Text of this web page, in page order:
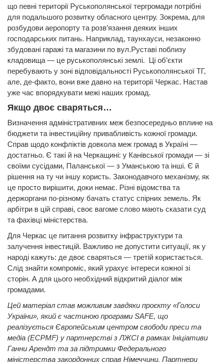
що певні території Руськополянської тергромади потрібні
для подальшого розвитку обласного центру. Зокрема, для
розбудови аеропорту та розв’язання деяких інших
господарських питань. Наприклад, таунхауси, незаконно
збудовані гаражі та магазини по вул.Руставі поблизу
кладовища — це руськополянські землі. Ці об’єкти
перебувають у зоні відповідальності Руськополянської ТГ,
але, де-факто, вони вже давно на території Черкас. Настав
уже час впорядкувати межі наших громад.
Якщо двоє сваряться…
Визначення адміністративних меж безпосередньо вплине на
бюджети та інвестиційну привабливість кожної громади.
Справ щодо конфліктів довкола меж громад в Україні —
достатньо. Є такі й на Черкащині: у Канівської громади — зі
своїми сусідами, Паланської — з Уманською та інші. Є й
рішення на ту чи іншу користь. Законодавчого механізму, як
це просто вирішити, доки немає. Різні відомства та
держоргани по-різному бачать статус спірних земель. Як
арбітри в цій справі, своє вагоме слово мають сказати суд
та фахівці міністерства.
Для Черкас це питання розвитку інфраструктури та
залучення інвестицій. Важливо не допустити ситуації, як у
народі кажуть: де двоє сваряться — третій користається.
Слід знайти компроміс, який урахує інтереси кожної зі
сторін. А для цього необхідний відкритий діалог між
громадами.
Цей матеріал став можливим завдяки проєкту «Голоси
України», який є частиною програми SAFE, що
реалізується Європейським центром свободи преси та
медіа (ECPMF) у партнерстві з ЛЖСІ в рамках Ініціативи
Ганни Арендт та за підтримки Федерального
міністерства закордонних справ Німеччини. Партнери